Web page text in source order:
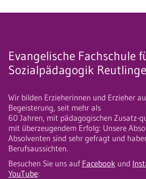
Evangelische Fachschule
Sozialpädagogik
Wir bilden Erzieherinnen und Erzieher
Begeisterung, seit mehr als
60 Jahren, mit pädagogischen Zusatz-
mit überzeugendem Erfolg: Unsere
Absolventen sind sehr gefragt und
Berufsaussichten.
Besuchen Sie uns auf Facebook und
YouTube: